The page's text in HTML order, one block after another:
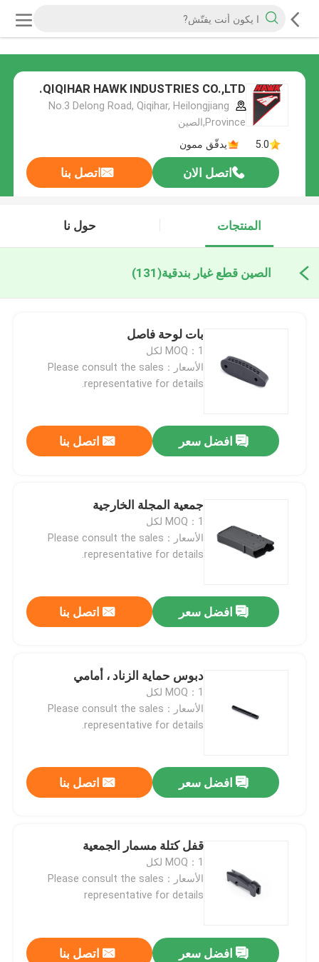
QIQIHAR HAWK INDUSTRIES CO.,LTD.
No.3 Delong Road, Qiqihar, Heilongjiang
Province,الصين
5.0
يدقّق ممون
اتصل الان اتصل بنا
المنتجات حول نا
الصين قطع غيار بندقية(131)
بات لوحة فاصل
MOQ：1 لكل
الأسعار：Please consult the sales
representative for details.
افضل سعر اتصل بنا
جمعية المجلة الخارجية
MOQ：1 لكل
الأسعار：Please consult the sales
representative for details.
افضل سعر اتصل بنا
دبوس حماية الزناد ، أمامي
MOQ：1 لكل
الأسعار：Please consult the sales
representative for details.
افضل سعر اتصل بنا
قفل كتلة مسمار الجمعية
MOQ：1 لكل
الأسعار：Please consult the sales
representative for details
افضل سعر اتصل بنا